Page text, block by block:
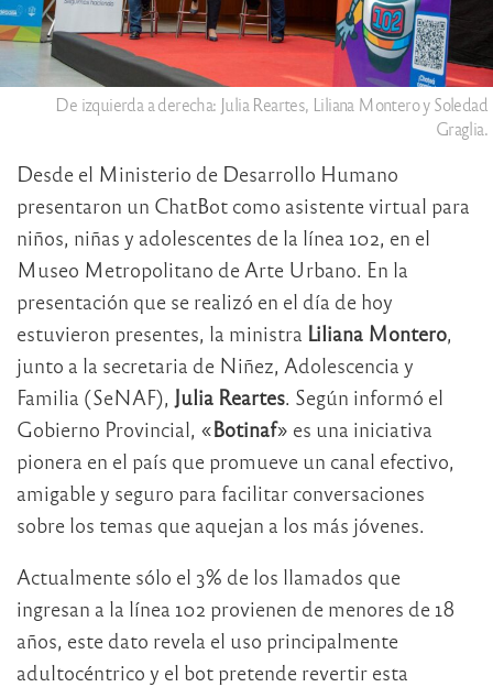
De izquierda a derecha: Julia Reartes, Liliana Montero y Soledad
Graglia.
Desde el Ministerio de Desarrollo Humano
presentaron un ChatBot como asistente virtual para
niños, niñas y adolescentes de la línea 102, en el
Museo Metropolitano de Arte Urbano. En la
presentación que se realizó en el día de hoy
estuvieron presentes, la ministra Liliana Montero,
junto a la secretaria de Niñez, Adolescencia y
Familia (SeNAF), Julia Reartes. Según informó el
Gobierno Provincial, «Botinaf» es una iniciativa
pionera en el país que promueve un canal efectivo,
amigable y seguro para facilitar conversaciones
sobre los temas que aquejan a los más jóvenes.
Actualmente sólo el 3% de los llamados que
ingresan a la línea 102 provienen de menores de 18
años, este dato revela el uso principalmente
adultocéntrico y el bot pretende revertir esta